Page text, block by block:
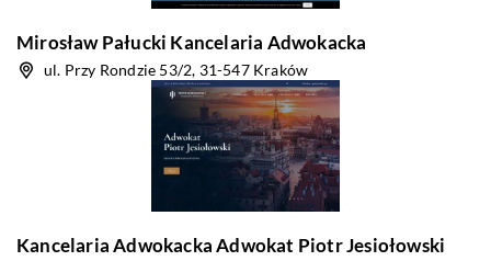
Mirosław Pałucki Kancelaria Adwokacka
ul. Przy Rondzie 53/2, 31-547 Kraków
Kancelaria Adwokacka Adwokat Piotr Jesiołowski